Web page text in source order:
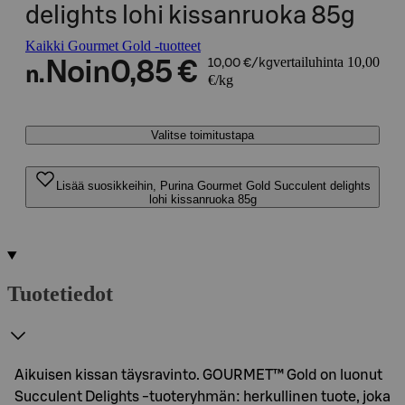
delights lohi kissanruoka 85g
Kaikki Gourmet Gold -tuotteet
n. Noin0,85 € 10,00 €/kgvertailuhinta 10,00
€/kg
Valitse toimitustapa
Lisää suosikkeihin, Purina Gourmet Gold Succulent delights
lohi kissanruoka 85g
Tuotetiedot
Aikuisen kissan täysravinto. GOURMET™ Gold on luonut
Succulent Delights -tuoteryhmän: herkullinen tuote, joka